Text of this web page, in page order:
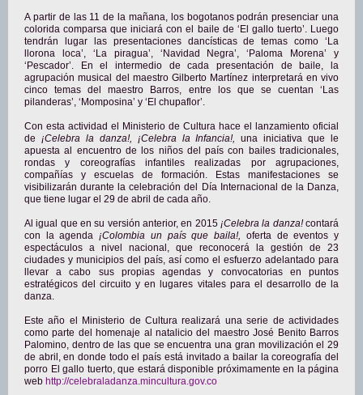
A partir de las 11 de la mañana, los bogotanos podrán presenciar una
colorida comparsa que iniciará con el baile de ‘El gallo tuerto’. Luego
tendrán lugar las presentaciones dancísticas de temas como ‘La
llorona loca’, ‘La piragua’, ‘Navidad Negra’, ‘Paloma Morena’ y
‘Pescador’. En el intermedio de cada presentación de baile, la
agrupación musical del maestro Gilberto Martínez interpretará en vivo
cinco temas del maestro Barros, entre los que se cuentan ‘Las
pilanderas’, ‘Momposina’ y ‘El chupaflor’.
Con esta actividad el Ministerio de Cultura hace el lanzamiento oficial
de ¡Celebra la danza!, ¡Celebra la Infancia!, una iniciativa que le
apuesta al encuentro de los niños del país con bailes tradicionales,
rondas y coreografías infantiles realizadas por agrupaciones,
compañías y escuelas de formación. Estas manifestaciones se
visibilizarán durante la celebración del Día Internacional de la Danza,
que tiene lugar el 29 de abril de cada año.
Al igual que en su versión anterior, en 2015¡Celebra la danza!contará
con la agenda¡Colombia un país que baila!, oferta de eventos y
espectáculos a nivel nacional, que reconocerá la gestión de 23
ciudades y municipios del país, así como el esfuerzo adelantado para
llevar a cabo sus propias agendas y convocatorias en puntos
estratégicos del circuito y en lugares vitales para el desarrollo de la
danza.
Este año el Ministerio de Cultura realizará una serie de actividades
como parte del homenaje al natalicio del maestro José Benito Barros
Palomino, dentro de las que se encuentra una gran movilización el 29
de abril, en donde todo el país está invitado a bailar la coreografía del
porro El gallo tuerto, que estará disponible próximamente en la página
web http://celebraladanza.mincultura.gov.co